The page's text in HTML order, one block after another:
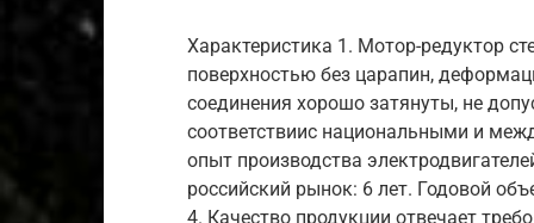
Характеристика 1. Мотор-редуктор
поверхностью без царапин,
соединения хорошо затянуты, не
соответствиис национальными и
опыт производства
российский рынок: 6 лет. Годовой
4. Качество продукции отвечает